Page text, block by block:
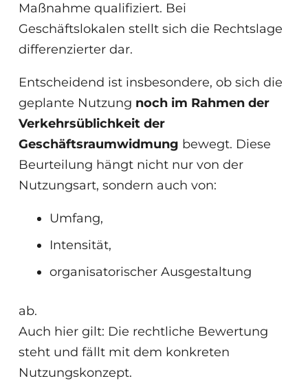
Maßnahme qualifiziert. Bei
Geschäftslokalen stellt sich die Rechtslage
differenzierter dar.
Entscheidend ist insbesondere, ob sich die
geplante Nutzung noch im Rahmen der
Verkehrsüblichkeit der
Geschäftsraumwidmung bewegt. Diese
Beurteilung hängt nicht nur von der
Nutzungsart, sondern auch von:
Umfang,
Intensität,
organisatorischer Ausgestaltung
ab.
Auch hier gilt: Die rechtliche Bewertung
steht und fällt mit dem konkreten
Nutzungskonzept.